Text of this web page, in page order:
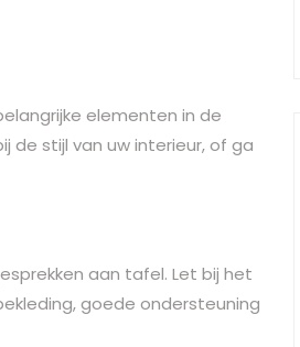
elementen in de
de stijl van uw interieur, of ga
aan tafel. Let bij het
goede ondersteuning